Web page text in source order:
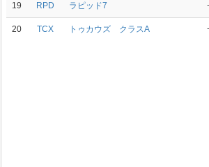
19 RPD ラピッド7
20 TCX トゥカウズ クラスA